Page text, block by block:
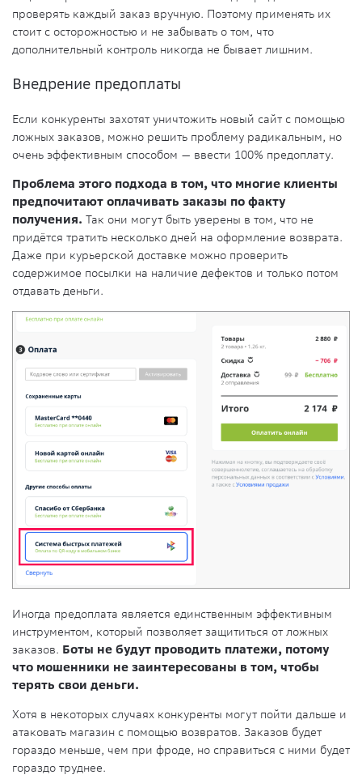
проверять каждый заказ вручную. Поэтому применять их
стоит с осторожностью и не забывать о том, что
дополнительный контроль никогда не бывает лишним.
Внедрение предоплаты
Если конкуренты захотят уничтожить новый сайт с помощью
ложных заказов, можно решить проблему радикальным, но
очень эффективным способом — ввести 100% предоплату.
Проблема этого подхода в том, что многие клиенты
предпочитают оплачивать заказы по факту
получения. Так они могут быть уверены в том, что не
придётся тратить несколько дней на оформление возврата.
Даже при курьерской доставке можно проверить
содержимое посылки на наличие дефектов и только потом
отдавать деньги.
Иногда предоплата является единственным эффективным
инструментом, который позволяет защититься от ложных
заказов. Боты не будут проводить платежи, потому
что мошенники не заинтересованы в том, чтобы
терять свои деньги.
Хотя в некоторых случаях конкуренты могут пойти дальше и
атаковать магазин с помощью возвратов. Заказов будет
гораздо меньше, чем при фроде, но справиться с ними будет
гораздо труднее.